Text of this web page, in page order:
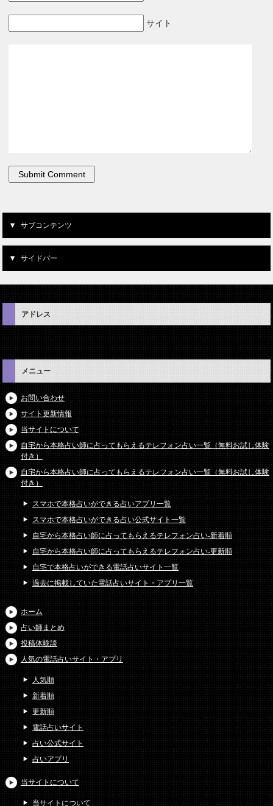
サイト
サブコンテンツ
サイドバー
アドレス
メニュー
お問い合わせ
サイト更新情報
当サイトについて
自宅から本格占い師に占ってもらえるテレフォン占い一覧（無料お試し体験
付き）
自宅から本格占い師に占ってもらえるテレフォン占い一覧（無料お試し体験
付き）
スマホで本格占いができる占いアプリ一覧
スマホで本格占いができる占い公式サイト一覧
自宅から本格占い師に占ってもらえるテレフォン占い-新着順
自宅から本格占い師に占ってもらえるテレフォン占い-更新順
自宅で本格占いができる電話占いサイト一覧
過去に掲載していた電話占いサイト・アプリ一覧
ホーム
占い師まとめ
投稿体験談
人気の電話占いサイト・アプリ
人気順
新着順
更新順
電話占いサイト
占い公式サイト
占いアプリ
当サイトについて
当サイトについて